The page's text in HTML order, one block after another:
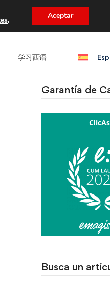
descuento.
学习西语​
Garantía de
Busca un
. Aceptar